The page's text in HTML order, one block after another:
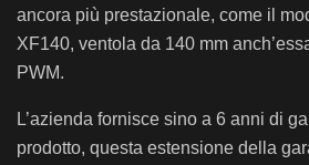
ancora più prestazionale, come il
XF140, ventola da 140 mm
PWM.
L’azienda fornisce sino a 6 anni di
prodotto, questa estensione della